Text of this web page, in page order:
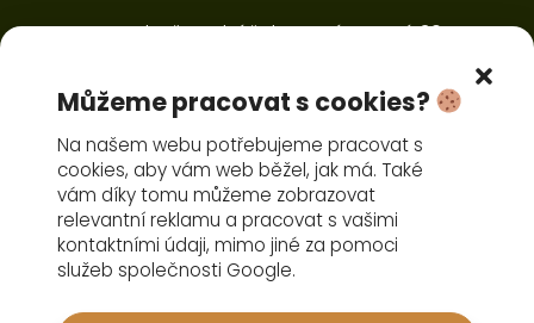
Můžeme pracovat s cookies?
Na našem webu potřebujeme pracovat s
cookies, aby vám web běžel, jak má. Také
vám díky tomu můžeme zobrazovat
relevantní reklamu a pracovat s vašimi
kontaktními údaji, mimo jiné za pomoci
služeb společnosti Google.
Ing. Luboš Ducháček, Horná Sytová 30,
IČ: 45594406, DIČ: CZ6410291151
Pořízení čelního nakladače